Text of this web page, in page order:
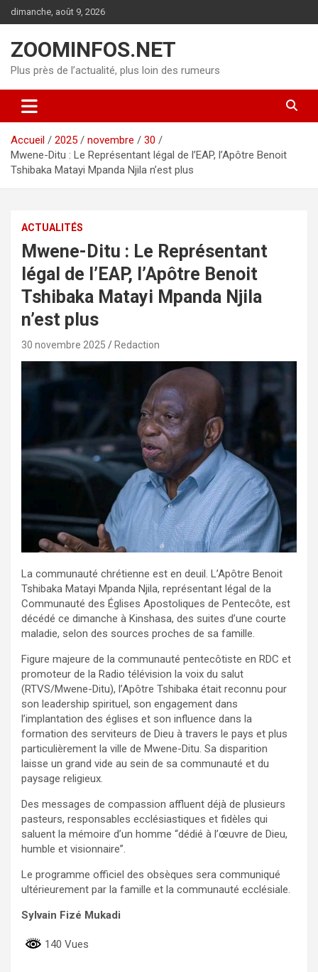
Aller
au
dimanche, août 9, 2026
ZOOMINFOS.NET
Plus près de l’actualité, plus loin des rumeurs
Accueil 2025 novembre
30
Mwene-Ditu : Le Représentant légal de l’EAP, l’Apôtre Benoit
Tshibaka Matayi Mpanda Njila n’est plus
ACTUALITÉS
Mwene-Ditu : Le Représentant
légal de l’EAP, l’Apôtre Benoit
Tshibaka Matayi Mpanda Njila
n’est plus
30 novembre 2025 Redaction
La communauté chrétienne est en deuil. L’Apôtre Benoit
Tshibaka Matayi Mpanda Njila, représentant légal de la
Communauté des Églises Apostoliques de Pentecôte, est
décédé ce dimanche à Kinshasa, des suites d’une courte
maladie, selon des sources proches de sa famille.
Figure majeure de la communauté pentecôtiste en RDC et
promoteur de la Radio télévision la voix du salut
(RTVS/Mwene-Ditu), l’Apôtre Tshibaka était reconnu pour
son leadership spirituel, son engagement dans
l’implantation des églises et son influence dans la
formation des serviteurs de Dieu à travers le pays et plus
particulièrement la ville de Mwene-Ditu. Sa disparition
laisse un grand vide au sein de sa communauté et du
paysage religieux.
Des messages de compassion affluent déjà de plusieurs
pasteurs, responsables ecclésiastiques et fidèles qui
saluent la mémoire d’un homme “dédié à l’œuvre de Dieu,
humble et visionnaire”.
Le programme officiel des obsèques sera communiqué
ultérieurement par la famille et la communauté ecclésiale.
Sylvain Fizé Mukadi
140 Vues